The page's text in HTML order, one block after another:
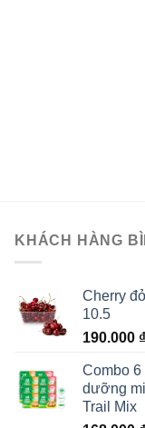
KHÁCH HÀNG
Cherry
10.5
190.000 ₫
Combo 6
dưỡng
Trail Mix